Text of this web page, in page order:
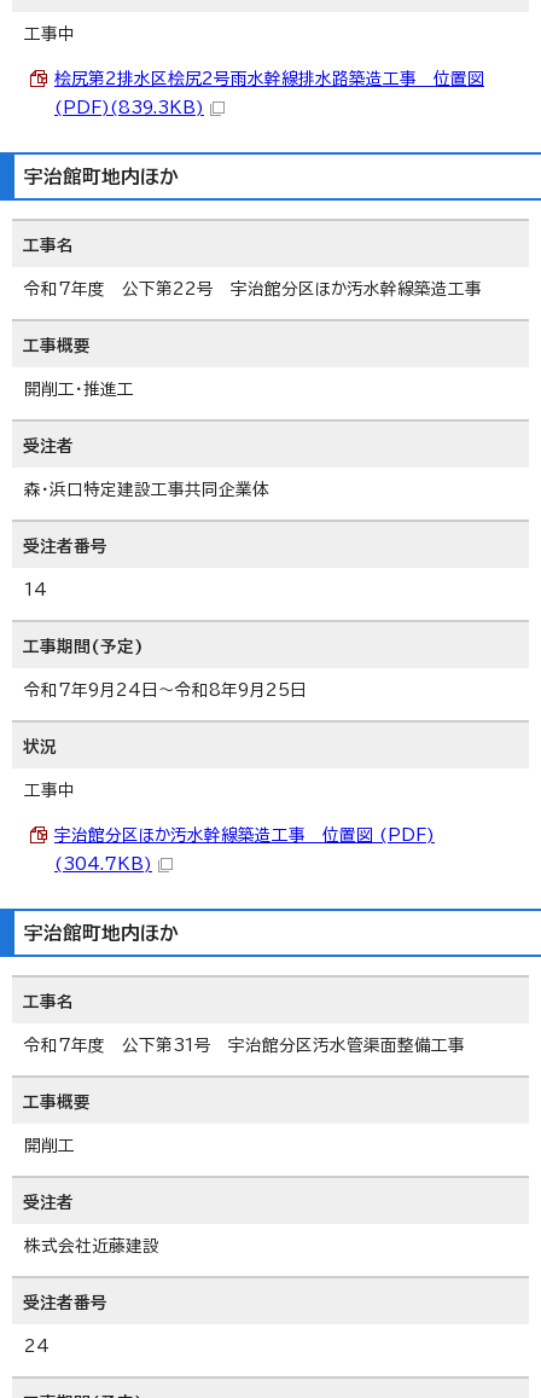
工事中
桧尻第2排水区桧尻2号雨水幹線排水路築造工事 位置図
(PDF)(839.3KB)
宇治館町地内ほか
工事名
令和7年度 公下第22号 宇治館分区ほか汚水幹線築造工事
工事概要
開削工・推進工
受注者
森・浜口特定建設工事共同企業体
受注者番号
14
工事期間(予定)
令和7年9月24日～令和8年9月25日
状況
工事中
宇治館分区ほか汚水幹線築造工事 位置図 (PDF)
(304.7KB)
宇治館町地内ほか
工事名
令和7年度 公下第31号 宇治館分区汚水管渠面整備工事
工事概要
開削工
受注者
株式会社近藤建設
受注者番号
24